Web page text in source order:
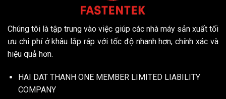
Chúng tôi là tập trung vào việc giúp các nhà máy sản xuất tối
ưu chi phí ở khâu lắp ráp với tốc độ nhanh hơn, chính xác và
hiệu quả hơn.
HAI DAT THANH ONE MEMBER LIMITED LIABILITY
COMPANY